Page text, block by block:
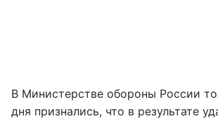
В Министерстве обороны России
дня признались, что в результате